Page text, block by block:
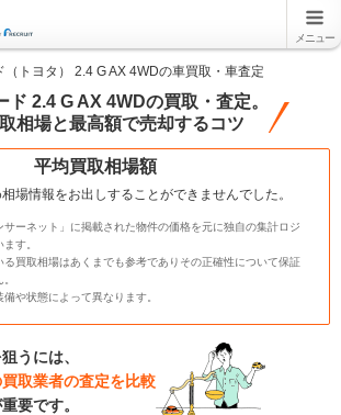
メニュー
（トヨタ） 2.4 G AX 4WDの車買取・車査定
ド 2.4 G AX 4WDの買取・査定。
相場と最高額で売却するコツ
平均買取相場額
場情報をお出しすることができませんでした。
ーネット」に掲載された物件の価格を元に独自の集計ロジ
す。
買取相場はあくまでも参考でありその正確性について保証
や状態によって異なります。
うには、
取業者の査定を比較
要です。